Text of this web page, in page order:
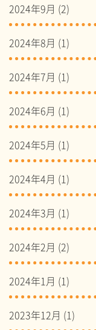
2024年9月 (2)
2024年8月 (1)
2024年7月 (1)
2024年6月 (1)
2024年5月 (1)
2024年4月 (1)
2024年3月 (1)
2024年2月 (2)
2024年1月 (1)
2023年12月 (1)